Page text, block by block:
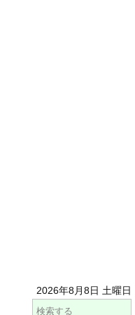
2026年8月8日 土曜日